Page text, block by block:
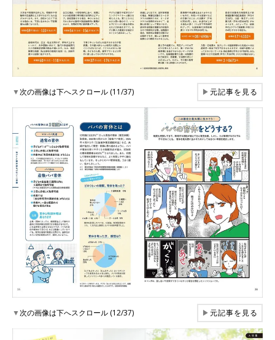
▼次の画像は下へスクロール (11/37) ▶元記事を見る
▼次の画像は下へスクロール (12/37) ▶元記事を見る